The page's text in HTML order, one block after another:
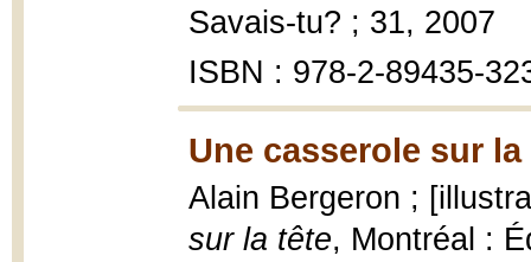
Savais-tu? ; 31, 2007
ISBN : 978-2-89435-
Une casserole sur la
Alain Bergeron ;
sur la tête, Montréal :